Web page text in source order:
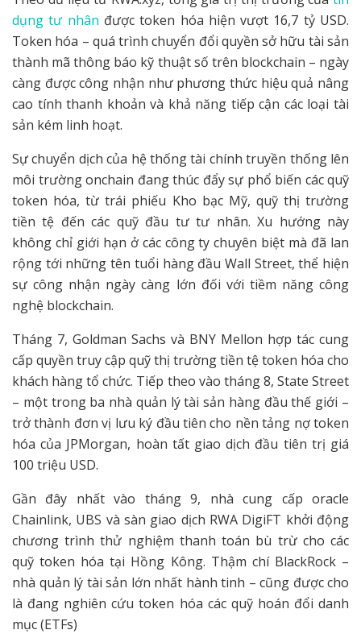
dụng tư nhân được token hóa hiện vượt 16,7 tỷ USD.
Token hóa – quá trình chuyển đổi quyền sở hữu tài sản
thành mã thông báo kỹ thuật số trên blockchain – ngày
càng được công nhận như phương thức hiệu quả nâng
cao tính thanh khoản và khả năng tiếp cận các loại tài
sản kém linh hoạt.
Sự chuyển dịch của hệ thống tài chính truyền thống lên
môi trường onchain đang thúc đẩy sự phổ biến các quỹ
token hóa, từ trái phiếu Kho bạc Mỹ, quỹ thị trường
tiền tệ đến các quỹ đầu tư tư nhân. Xu hướng này
không chỉ giới hạn ở các công ty chuyên biệt mà đã lan
rộng tới những tên tuổi hàng đầu Wall Street, thể hiện
sự công nhận ngày càng lớn đối với tiềm năng công
nghệ blockchain.
Tháng 7, Goldman Sachs và BNY Mellon hợp tác cung
cấp quyền truy cập quỹ thị trường tiền tệ token hóa cho
khách hàng tổ chức. Tiếp theo vào tháng 8, State Street
– một trong ba nhà quản lý tài sản hàng đầu thế giới –
trở thành đơn vị lưu ký đầu tiên cho nền tảng nợ token
hóa của JPMorgan, hoàn tất giao dịch đầu tiên trị giá
100 triệu USD.
Gần đây nhất vào tháng 9, nhà cung cấp oracle
Chainlink, UBS và sàn giao dịch RWA DigiFT khởi động
chương trình thử nghiệm thanh toán bù trừ cho các
quỹ token hóa tại Hồng Kông. Thậm chí BlackRock –
nhà quản lý tài sản lớn nhất hành tinh – cũng được cho
là đang nghiên cứu token hóa các quỹ hoán đổi danh
mục (ETFs)